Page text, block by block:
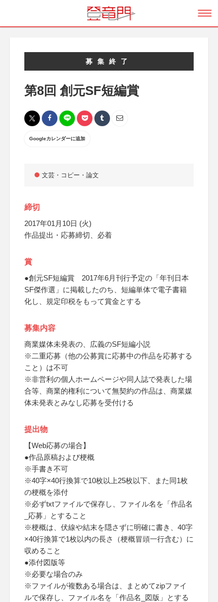
募集終了
第8回 創元SF短編賞
Googleカレンダーに追加
文芸・コピー・論文
締切
2017年01月10日 (火)
作品提出・応募締切、必着
賞
●創元SF短編賞 2017年6月刊行予定の「年刊日本
SF傑作選」に掲載したのち、短編単体で電子書籍
化し、規定印税をもって賞金とする
募集内容
商業媒体未発表の、広義のSF短編小説
※二重応募（他の公募賞に応募中の作品を応募する
こと）は不可
※非営利の個人ホームページや同人誌で発表した場
合等、商業的権利について無契約の作品は、商業媒
体未発表とみなし応募を受付ける
提出物
【Web応募の場合】
●作品原稿および梗概
※手書き不可
※40字×40行換算で10枚以上25枚以下、また同1枚
の梗概を添付
※必ずtxtファイルで保存し、ファイル名を「作品名
_応募」とすること
※梗概は、伏線や結末を隠さずに明確に書き、40字
×40行換算で1枚以内の長さ（梗概冒頭一行含む）に
収めること
●添付図版等
※必要な場合のみ
※ファイルが複数ある場合は、まとめてzipファイ
ルで保存し、ファイル名を「作品名_図版」とする